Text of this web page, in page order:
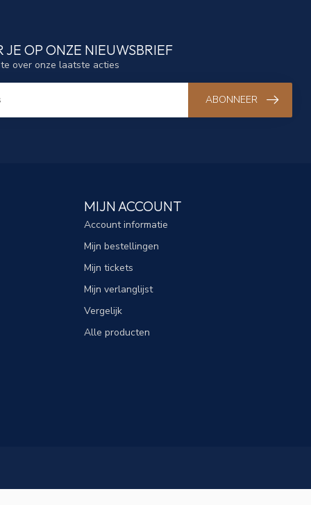
JE OP ONZE NIEUWSBRIEF
over onze laatste acties
ABONNEER
MIJN ACCOUNT
Account informatie
Mijn bestellingen
Mijn tickets
Mijn verlanglijst
Vergelijk
Alle producten